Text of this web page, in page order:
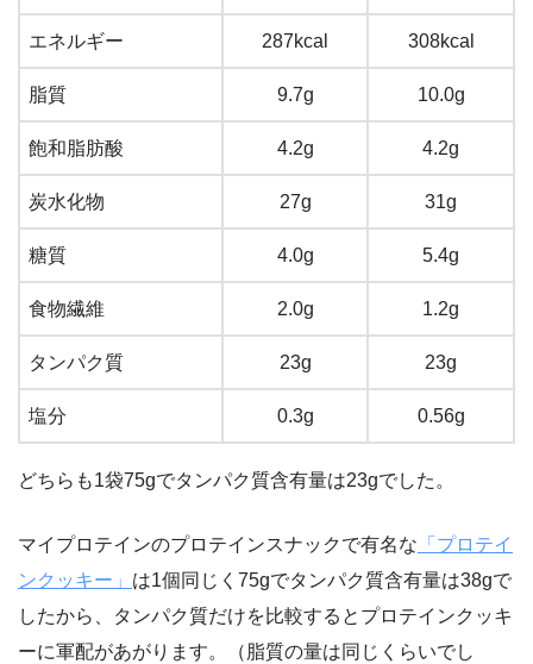
エネルギー 287kcal 308kcal
脂質 9.7g 10.0g
飽和脂肪酸 4.2g 4.2g
炭水化物 27g 31g
糖質 4.0g 5.4g
食物繊維 2.0g 1.2g
タンパク質 23g 23g
塩分 0.3g 0.56g
どちらも1袋75gでタンパク質含有量は23gでした。
マイプロテインのプロテインスナックで有名な 「プロテイ
ンクッキー」 は1個同じく75gでタンパク質含有量は38gで
したから、タンパク質だけを比較するとプロテインクッキ
ーに軍配があがります。（脂質の量は同じくらいでし